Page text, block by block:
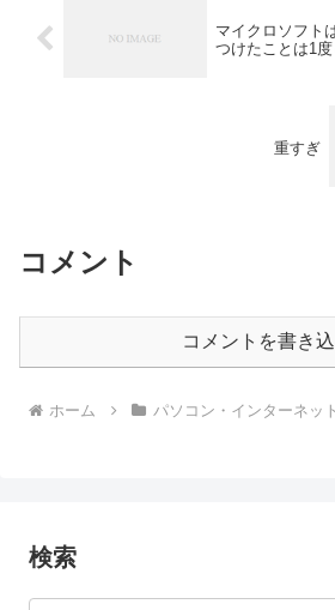
マイクロソフト
つけたことは1
重すぎ
コメント
コメントを書き
ホーム パソコン・インターネット
検索